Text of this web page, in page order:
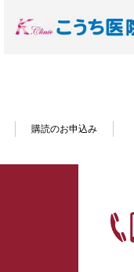
購読のお申込み